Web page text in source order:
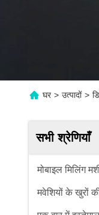
घर > उत्पादों >
सभी श्रेणियाँ
मोबाइल मिलिंग
मवेशियों के खुरों